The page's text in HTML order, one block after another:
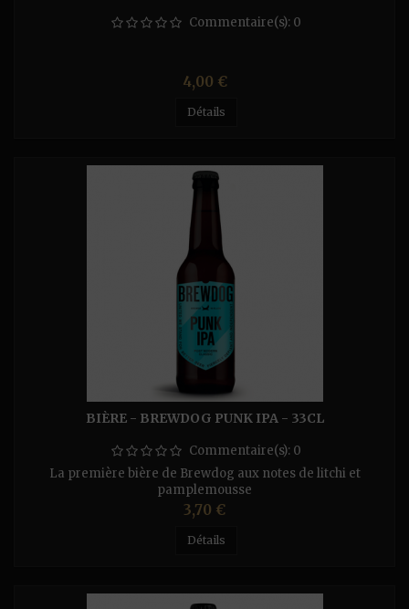
Commentaire(s): 0
Prix
4,00 €
Détails
BIÈRE - BREWDOG PUNK IPA - 33CL
Commentaire(s): 0
La première bière de Brewdog aux notes de litchi et
pamplemousse
Prix
3,70 €
Détails